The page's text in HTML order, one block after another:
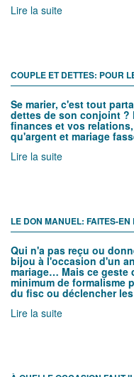
Lire la suite
COUPLE ET DETTES: POUR
Se marier, c'est tout
dettes de son conjoint ?
finances et vos
qu'argent et mariage
Lire la suite
LE DON MANUEL: FAITES-
Qui n'a pas reçu ou
bijou à l'occasion d'un
mariage… Mais ce geste
minimum de formalisme
du fisc ou déclencher
Lire la suite